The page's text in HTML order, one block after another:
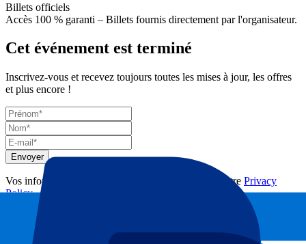
Billets officiels
Accès 100 % garanti – Billets fournis directement par l'organisateur.
Cet événement est terminé
Inscrivez-vous et recevez toujours toutes les mises à jour, les offres
et plus encore !
Envoyer
Vos informations seront utilisées conformément à notre Privacy
Policy.
Merci d'avoir envoyé le formulaire !